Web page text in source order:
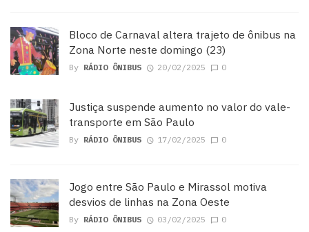
Bloco de Carnaval altera trajeto de ônibus na
Zona Norte neste domingo (23)
By RÁDIO ÔNIBUS 20/02/2025 0
Justiça suspende aumento no valor do vale-
transporte em São Paulo
By RÁDIO ÔNIBUS 17/02/2025 0
Jogo entre São Paulo e Mirassol motiva
desvios de linhas na Zona Oeste
By RÁDIO ÔNIBUS 03/02/2025 0